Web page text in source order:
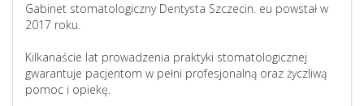
Gabinet stomatologiczny Dentysta Szczecin. eu powstał w
2017 roku.
Kilkanaście lat prowadzenia praktyki stomatologicznej
gwarantuje pacjentom w pełni profesjonalną oraz życzliwą
pomoc i opiekę.